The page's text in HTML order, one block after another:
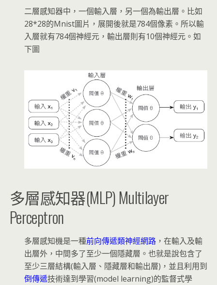
二層感知器中，一個輸入層，另一個為輸出層。比如
28*28的Mnist圖片，展開後就是784個像素。所以輸
入層就有784個神經元，輸出層則有10個神經元。如
下圖
多層感知器(MLP) Multilayer
Perceptron
多層感知機是一種前向傳遞類神經網路 ，在輸入及輸
出層外，中間多了至少一個隱藏層。也就是說包含了
至少三層結構(輸入層、隱藏層和輸出層)，並且利用到
倒傳遞技術達到學習(model learning)的監督式學